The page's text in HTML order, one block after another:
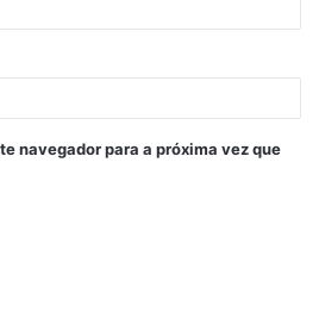
navegador para a próxima vez que